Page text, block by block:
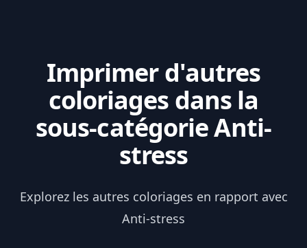
Imprimer d'autres
coloriages dans la
sous-catégorie Anti-
stress
Explorez les autres coloriages en rapport avec
Anti-stress